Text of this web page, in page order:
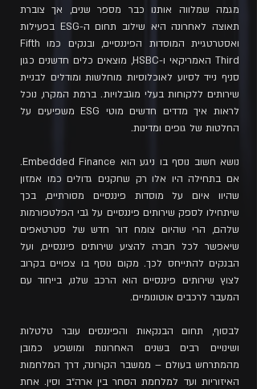
מגמה שמלווה אותנו כבר מספר שנים, אך צוברת
תאוצה לאחרונה היא שילוב תחום ה-ESG בפעילות
ואסטרטגיית המוסדות הפיננסיים, ובנקים כמו Fifth
Third האמריקאי ו-HSBC, מוצאים כלים חדשנים כגון
סניף נייד לסיוע לאוכלוסיות מוחלשות ומודלים לבניית
שירותים ללקוחות בעלי מוגבלויות. ברמת המקרו, נוכל
לראות איך מדדים חדשים מוטי ESG משפיעים על
החלטות של גופים ומדינות.
נושא חשוב נוסף בו ניגע הוא Embedded Finance.
אם בתחילה היו אלו רק שחקנים גדולים כמו אמזון
שהיוו איום על מוסדות פיננסיים מסורתיים, בכך
שיתחילו לספק שירותים פיננסיים על גבי הפלטפורמות
שלהם, הרי שהיום צומח דור חדש של סטרטאפים
שיאפשר לכל חברה להציע שירותים פיננסיים, ועל
הבנקים להתייחס לכך. מקום נוסף בו צפויים בקרוב
לצוץ שירותים פיננסיים הוא הרכב שלנו, בייחוד עם
המעבר לרכבים אוטונומיים.
לבסוף, תחום הבנקאות והפיננסים עובר טלטלות
ושינויים רבים בשנים האחרונות ומושפע כמובן
מהמתרחש בעולם – ממשבר הקורונה, דרך המלחמות
האיזוריות ועד למלחמת הסחר בין ארה״ב וסין. אחת